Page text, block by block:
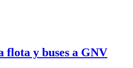
flota y buses a GNV